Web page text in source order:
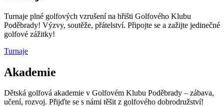
Turnaje plné golfových vzrušení na hřišti Golfového Klubu
Poděbrady! Výzvy, soutěže, přátelství. Připojte se a zažijte jedinečné
golfové zážitky!
Turnaje
Akademie
Dětská golfová akademie v Golfovém Klubu Poděbrady – zábava,
učení, rozvoj. Přijďte se s námi těšit z golfového dobrodružství!